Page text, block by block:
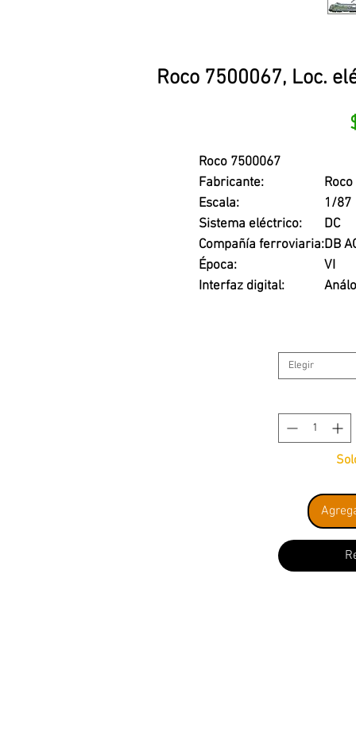
Roco 7500067, Loc.
Roco 7500067
Fabricante:
Roco
Escala:
1/87
Sistema eléctrico:
DC
Compañía ferroviaria:DB
Época:
VI
Interfaz digital:
Elegir